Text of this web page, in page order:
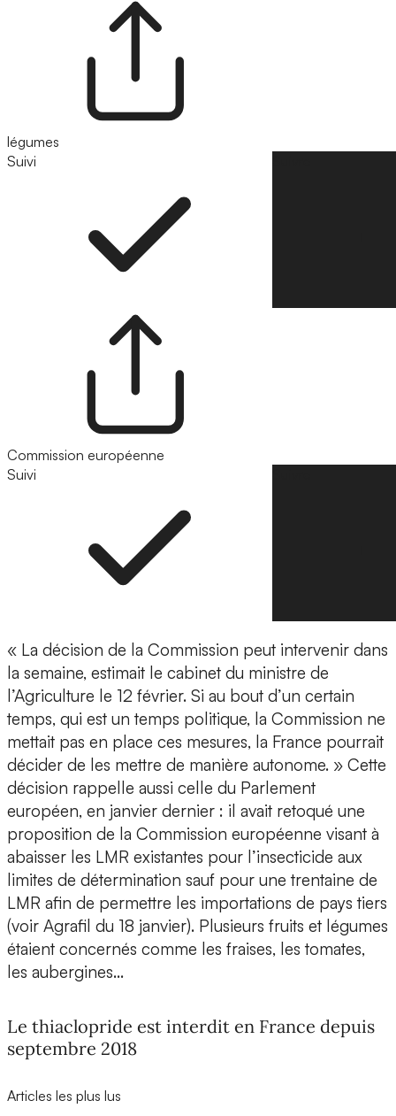
légumes
Suivi
Commission européenne
Suivi
« La décision de la Commission peut intervenir dans
la semaine, estimait le cabinet du ministre de
l’Agriculture le 12 février. Si au bout d’un certain
temps, qui est un temps politique, la Commission ne
mettait pas en place ces mesures, la France pourrait
décider de les mettre de manière autonome. » Cette
décision rappelle aussi celle du Parlement
européen, en janvier dernier : il avait retoqué une
proposition de la Commission européenne visant à
abaisser les LMR existantes pour l’insecticide aux
limites de détermination sauf pour une trentaine de
LMR afin de permettre les importations de pays tiers
(voir Agrafil du 18 janvier). Plusieurs fruits et légumes
étaient concernés comme les fraises, les tomates,
les aubergines…
Le thiaclopride est interdit en France depuis
septembre 2018
Articles les plus lus